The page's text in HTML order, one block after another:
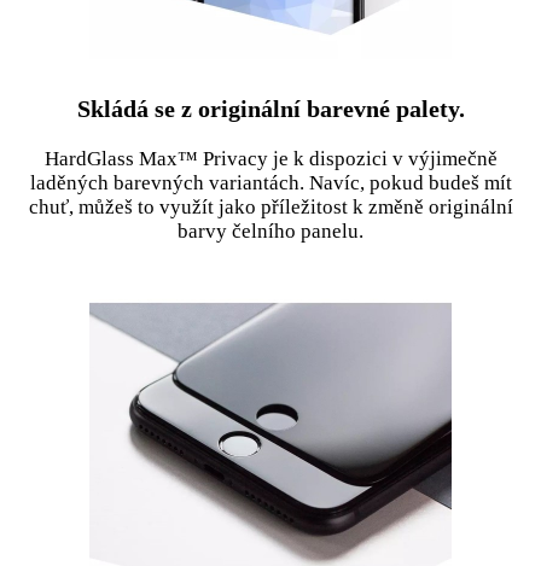
Skládá se z originální barevné palety.
HardGlass Max™ Privacy je k dispozici v výjimečně
laděných barevných variantách. Navíc, pokud budeš mít
chuť, můžeš to využít jako příležitost k změně originální
barvy čelního panelu.